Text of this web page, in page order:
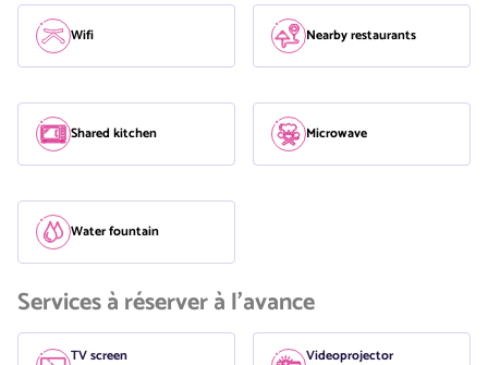
Wifi Nearby restaurants
Shared kitchen Microwave
Water fountain
Services à réserver à l'avance
TV screen Videoprojector